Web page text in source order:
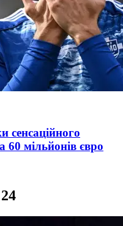
сенсаційного
60 мільйонів євро